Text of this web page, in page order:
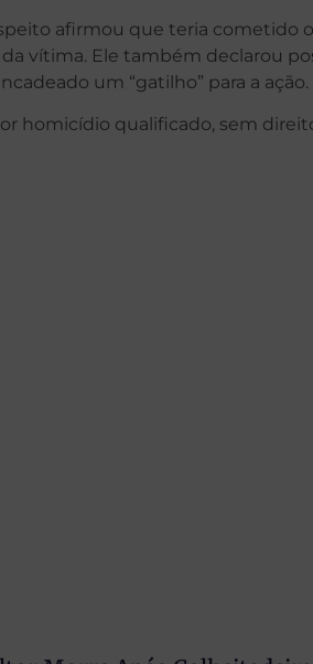
afirmou que teria cometido
vítima. Ele também declarou
um “gatilho” para a ação.
homicídio qualificado, sem